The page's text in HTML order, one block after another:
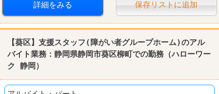
体を動かすオシゴト スキルアップ 賞与あり
転勤なし
詳細をみる 保存リストに追加
【葵区】支援スタッフ(障がい者グループホーム)のアル
バイト業務： 静岡県静岡市葵区柳町での勤務（ハローワー
ク
静岡 ）